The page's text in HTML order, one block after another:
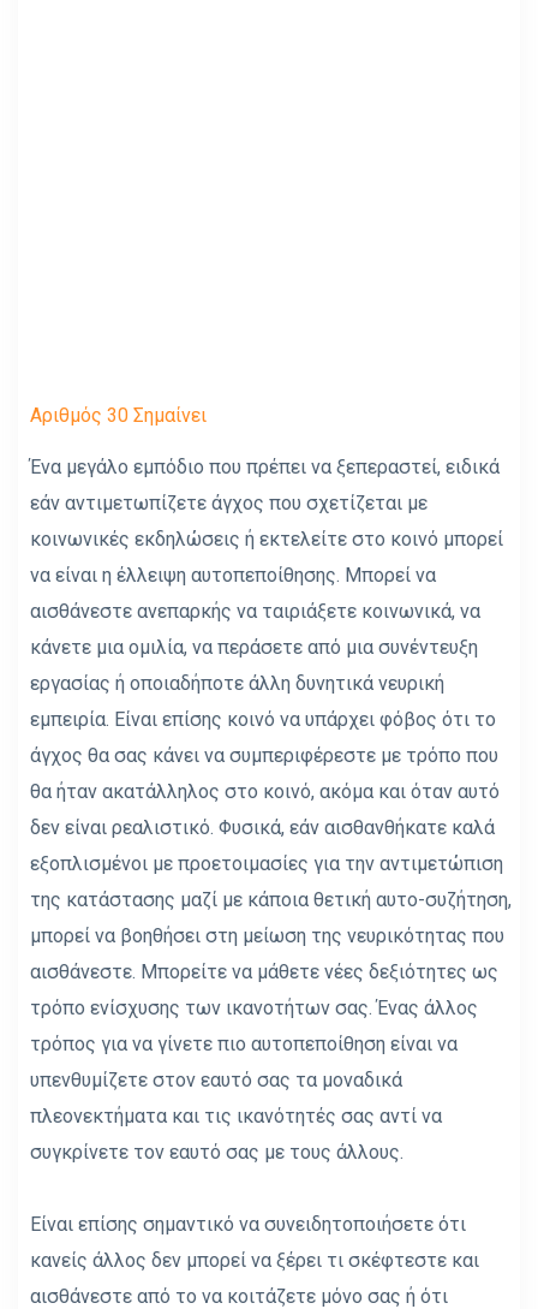
Αριθμός 30 Σημαίνει
Ένα μεγάλο εμπόδιο που πρέπει να ξεπεραστεί, ειδικά
εάν αντιμετωπίζετε άγχος που σχετίζεται με
κοινωνικές εκδηλώσεις ή εκτελείτε στο κοινό μπορεί
να είναι η έλλειψη αυτοπεποίθησης. Μπορεί να
αισθάνεστε ανεπαρκής να ταιριάξετε κοινωνικά, να
κάνετε μια ομιλία, να περάσετε από μια συνέντευξη
εργασίας ή οποιαδήποτε άλλη δυνητικά νευρική
εμπειρία. Είναι επίσης κοινό να υπάρχει φόβος ότι το
άγχος θα σας κάνει να συμπεριφέρεστε με τρόπο που
θα ήταν ακατάλληλος στο κοινό, ακόμα και όταν αυτό
δεν είναι ρεαλιστικό. Φυσικά, εάν αισθανθήκατε καλά
εξοπλισμένοι με προετοιμασίες για την αντιμετώπιση
της κατάστασης μαζί με κάποια θετική αυτο-συζήτηση,
μπορεί να βοηθήσει στη μείωση της νευρικότητας που
αισθάνεστε. Μπορείτε να μάθετε νέες δεξιότητες ως
τρόπο ενίσχυσης των ικανοτήτων σας. Ένας άλλος
τρόπος για να γίνετε πιο αυτοπεποίθηση είναι να
υπενθυμίζετε στον εαυτό σας τα μοναδικά
πλεονεκτήματα και τις ικανότητές σας αντί να
συγκρίνετε τον εαυτό σας με τους άλλους.
Είναι επίσης σημαντικό να συνειδητοποιήσετε ότι
κανείς άλλος δεν μπορεί να ξέρει τι σκέφτεστε και
αισθάνεστε από το να κοιτάζετε μόνο σας ή ότι